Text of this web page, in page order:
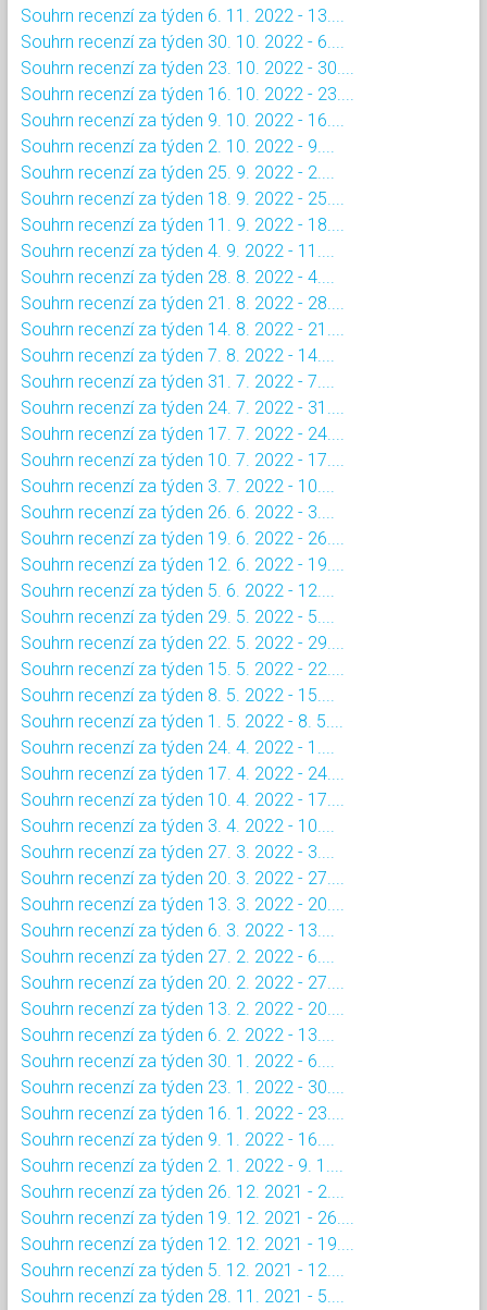
Souhrn recenzí za týden 6. 11. 2022 - 13....
Souhrn recenzí za týden 30. 10. 2022 - 6....
Souhrn recenzí za týden 23. 10. 2022 - 30....
Souhrn recenzí za týden 16. 10. 2022 - 23....
Souhrn recenzí za týden 9. 10. 2022 - 16....
Souhrn recenzí za týden 2. 10. 2022 - 9....
Souhrn recenzí za týden 25. 9. 2022 - 2....
Souhrn recenzí za týden 18. 9. 2022 - 25....
Souhrn recenzí za týden 11. 9. 2022 - 18....
Souhrn recenzí za týden 4. 9. 2022 - 11....
Souhrn recenzí za týden 28. 8. 2022 - 4....
Souhrn recenzí za týden 21. 8. 2022 - 28....
Souhrn recenzí za týden 14. 8. 2022 - 21....
Souhrn recenzí za týden 7. 8. 2022 - 14....
Souhrn recenzí za týden 31. 7. 2022 - 7....
Souhrn recenzí za týden 24. 7. 2022 - 31....
Souhrn recenzí za týden 17. 7. 2022 - 24....
Souhrn recenzí za týden 10. 7. 2022 - 17....
Souhrn recenzí za týden 3. 7. 2022 - 10....
Souhrn recenzí za týden 26. 6. 2022 - 3....
Souhrn recenzí za týden 19. 6. 2022 - 26....
Souhrn recenzí za týden 12. 6. 2022 - 19....
Souhrn recenzí za týden 5. 6. 2022 - 12....
Souhrn recenzí za týden 29. 5. 2022 - 5....
Souhrn recenzí za týden 22. 5. 2022 - 29....
Souhrn recenzí za týden 15. 5. 2022 - 22....
Souhrn recenzí za týden 8. 5. 2022 - 15....
Souhrn recenzí za týden 1. 5. 2022 - 8. 5....
Souhrn recenzí za týden 24. 4. 2022 - 1....
Souhrn recenzí za týden 17. 4. 2022 - 24....
Souhrn recenzí za týden 10. 4. 2022 - 17....
Souhrn recenzí za týden 3. 4. 2022 - 10....
Souhrn recenzí za týden 27. 3. 2022 - 3....
Souhrn recenzí za týden 20. 3. 2022 - 27....
Souhrn recenzí za týden 13. 3. 2022 - 20....
Souhrn recenzí za týden 6. 3. 2022 - 13....
Souhrn recenzí za týden 27. 2. 2022 - 6....
Souhrn recenzí za týden 20. 2. 2022 - 27....
Souhrn recenzí za týden 13. 2. 2022 - 20....
Souhrn recenzí za týden 6. 2. 2022 - 13....
Souhrn recenzí za týden 30. 1. 2022 - 6....
Souhrn recenzí za týden 23. 1. 2022 - 30....
Souhrn recenzí za týden 16. 1. 2022 - 23....
Souhrn recenzí za týden 9. 1. 2022 - 16....
Souhrn recenzí za týden 2. 1. 2022 - 9. 1....
Souhrn recenzí za týden 26. 12. 2021 - 2....
Souhrn recenzí za týden 19. 12. 2021 - 26....
Souhrn recenzí za týden 12. 12. 2021 - 19....
Souhrn recenzí za týden 5. 12. 2021 - 12....
Souhrn recenzí za týden 28. 11. 2021 - 5....